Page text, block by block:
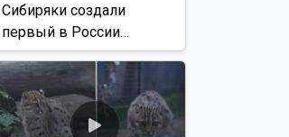
Сибиряки создали
первый в России
документальный фильм
с использованием ИИ